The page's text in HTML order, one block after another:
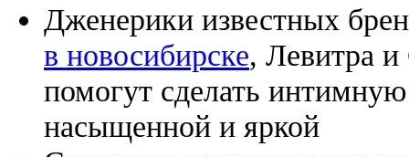
Дженерики известных
в новосибирске, Левитра
помогут сделать
насыщенной и яркой